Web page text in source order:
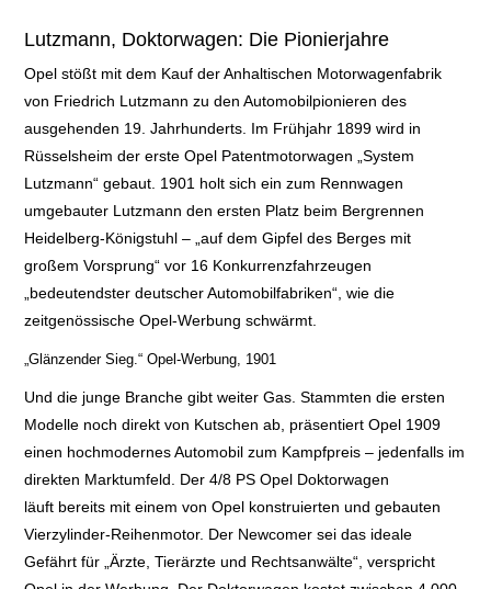
Lutzmann, Doktorwagen: Die Pionierjahre
Opel stößt mit dem Kauf der Anhaltischen Motorwagenfabrik
von Friedrich Lutzmann zuden Automobilpionieren des
ausgehenden 19. Jahrhunderts. Im Frühjahr 1899 wird in
Rüsselsheim der erste Opel Patentmotorwagen „System
Lutzmann“ gebaut. 1901 holt sich ein zum Rennwagen
umgebauter Lutzmann denersten Platz beim Bergrennen
Heidelberg-Königstuhl – „auf dem Gipfel des Berges mit
großem Vorsprung“ vor 16 Konkurrenzfahrzeugen
„bedeutendster deutscherAutomobilfabriken“, wie die
zeitgenössische Opel-Werbung schwärmt.
„Glänzender Sieg.“ Opel-Werbung, 1901
Und die junge Branche gibt weiter Gas. Stammten die ersten
Modelle noch direkt von Kutschen ab, präsentiert Opel 1909
einen hochmodernes Automobil zum Kampfpreis – jedenfalls im
direkten Marktumfeld. Der 4/8 PS Opel Doktorwagen
läuft bereits mit einem von Opel konstruierten und gebauten
Vierzylinder-Reihenmotor. Der Newcomer sei das ideale
Gefährt für „Ärzte, Tierärzte und Rechtsanwälte“, verspricht